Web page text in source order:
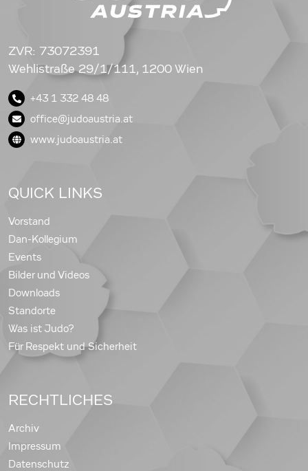
ZVR: 73072391
Wehlistraße 29/1/111, 1200 Wien
+43 1 332 48 48
office@judoaustria.at
www.judoaustria.at
QUICK LINKS
Vorstand
Dan-Kollegium
Events
Bilder und Videos
Downloads
Standorte
Was ist Judo?
Für Respekt und Sicherheit
RECHTLICHES
Archiv
Impressum
Datenschutz